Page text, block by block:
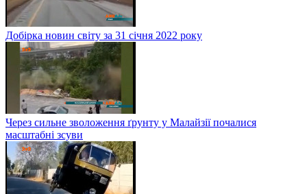
Добірка новин світу за 31 січня 2022 року
Через сильне зволоження ґрунту у Малайзії почалися
масштабні зсуви